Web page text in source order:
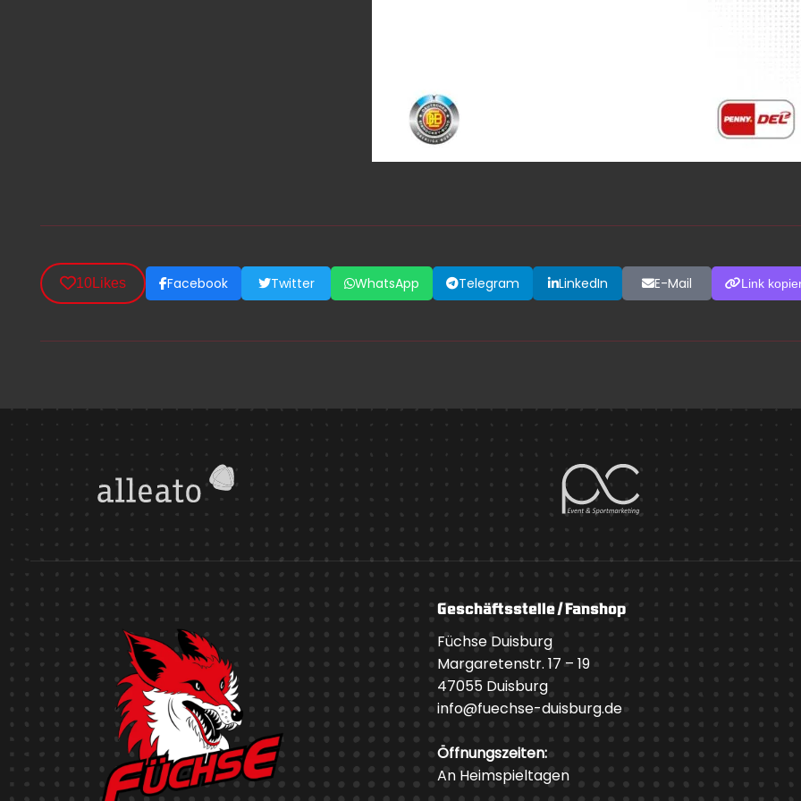
10Likes Facebook Twitter WhatsApp Telegram LinkedIn E-Mail Link
Geschäftsstelle / Fanshop
Füchse Duisburg
Margaretenstr. 17 – 19
47055 Duisburg
info@fuechse-duisburg.de
Öffnungszeiten:
An Heimspieltagen